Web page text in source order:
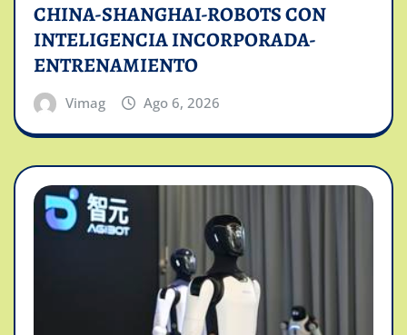
CHINA-SHANGHAI-ROBOTS CON
INTELIGENCIA INCORPORADA-
ENTRENAMIENTO
Vimag Ago 6, 2026